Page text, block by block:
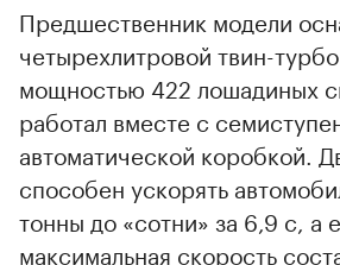
Предшественник модели
четырехлитровой твин-
мощностью 422 лошадиных
работал вместе с
автоматической коробкой.
способен ускорять
тонны до «сотни» за 6,9 с, а
максимальная скорость